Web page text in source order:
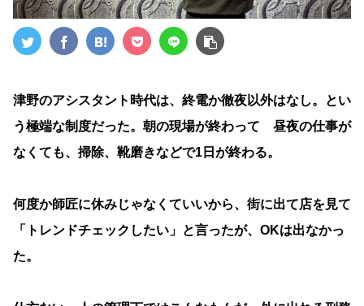
津野のアシスタント時代は、終電か徹夜以外はなし。とい
う極端な制度だった。朝の現場が終わって 昼夜の仕事が
なくても、掃除、靴磨きなどで1日が終わる。
何度か師匠に休みじゃなくていいから、街に出て店を見て
「トレンドチェックしたい」と言ったが、OKは出なかっ
た。